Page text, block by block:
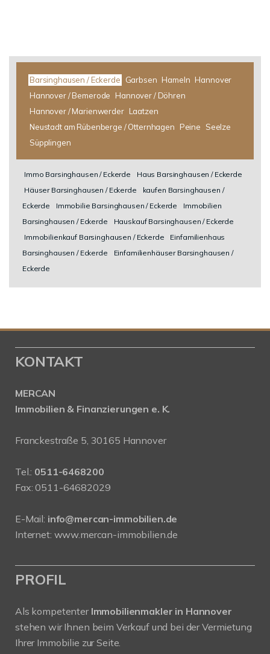
Barsinghausen / Eckerde Garbsen Hameln Hannover
Hannover / Bemerode
Hannover / Döhren
Hannover / Marienwerder Laatzen
Neustadt am Rübenberge / Otternhagen
Peine
Seelze
Süpplingen
Immo Barsinghausen / Eckerde
Haus Barsinghausen / Eckerde
Häuser Barsinghausen / Eckerde
kaufen Barsinghausen /
Eckerde
Immobilie Barsinghausen / Eckerde
Immobilien
Barsinghausen / Eckerde
Hauskauf Barsinghausen / Eckerde
Immobilienkauf Barsinghausen / Eckerde
Einfamilienhaus
Barsinghausen / Eckerde
Einfamilienhäuser Barsinghausen /
Eckerde
KONTAKT
MERCAN
Immobilien & Finanzierungen e. K.
Franckestraße 5, 30165 Hannover
Tel.: 0511-6468200
Fax: 0511-64682029
E-Mail: info@mercan-immobilien.de
Internet: www.mercan-immobilien.de
PROFIL
Als kompetenter Immobilienmakler in Hannover
stehen wir Ihnen beim Verkauf und bei der Vermietung
Ihrer Immobilie zur Seite.